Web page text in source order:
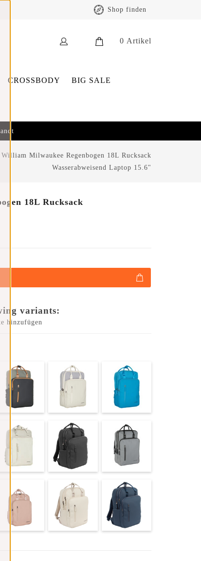
Shop finden
0 Artikel
CROSSBODY BIG SALE
William Milwaukee Regenbogen 18L Rucksack
Wasserabweisend Laptop 15.6"
18L Rucksack
variants:
hinzufügen